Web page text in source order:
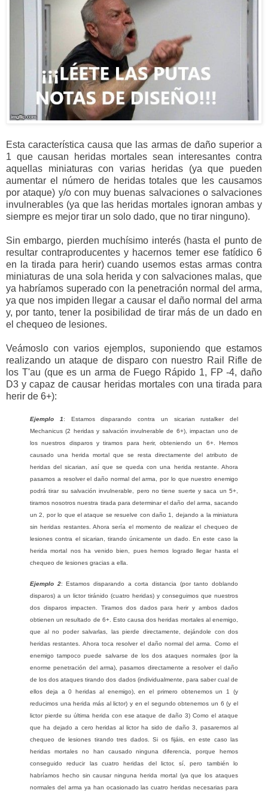
Esta característica causa que las armas de daño superior a
1 que causan heridas mortales sean interesantes contra
aquellas miniaturas con varias heridas (ya que pueden
aumentar el número de heridas totales que les causamos
por ataque) y/o con muy buenas salvaciones o salvaciones
invulnerables (ya que las heridas mortales ignoran ambas y
siempre es mejor tirar un solo dado, que no tirar ninguno).
Sin embargo, pierden muchísimo interés (hasta el punto de
resultar contraproducentes y hacernos temer ese fatídico 6
en la tirada para herir) cuando usemos estas armas contra
miniaturas de una sola herida y con salvaciones malas, que
ya habríamos superado con la penetración normal del arma,
ya que nos impiden llegar a causar el daño normal del arma
y, por tanto, tener la posibilidad de tirar más de un dado en
el chequeo de lesiones.
Veámoslo con varios ejemplos, suponiendo que estamos
realizando un ataque de disparo con nuestro Rail Rifle de
los T'au (que es un arma de Fuego Rápido 1, FP -4, daño
D3 y capaz de causar heridas mortales con una tirada para
herir de 6+):
Ejemplo 1: Estamos disparando contra un sicarian rustalker del
Mechanicus (2 heridas y salvación invulnerable de 6+), impactan uno de
los nuestros disparos y tiramos para herir, obteniendo un 6+. Hemos
causado una herida mortal que se resta directamente del atributo de
heridas del sicarian, así que se queda con una herida restante. Ahora
pasamos a resolver el daño normal del arma, por lo que nuestro enemigo
podrá tirar su salvación invulnerable, pero no tiene suerte y saca un 5+,
tiramos nosotros nuestra tirada para determinar el daño del arma, sacando
un 2, por lo que el ataque se resuelve con daño 1, dejando a la miniatura
sin heridas restantes. Ahora sería el momento de realizar el chequeo de
lesiones contra el sicarian, tirando únicamente un dado. En este caso la
herida mortal nos ha venido bien, pues hemos logrado llegar hasta el
chequeo de lesiones gracias a ella.
Ejemplo 2: Estamos disparando a corta distancia (por tanto doblando
disparos) a un lictor tiránido (cuatro heridas) y conseguimos que nuestros
dos disparos impacten. Tiramos dos dados para herir y ambos dados
obtienen un resultado de 6+. Esto causa dos heridas mortales al enemigo,
que al no poder salvarlas, las pierde directamente, dejándole con dos
heridas restantes. Ahora toca resolver el daño normal del arma. Como el
enemigo tampoco puede salvarse de los dos ataques normales (por la
enorme penetración del arma), pasamos directamente a resolver el daño
de los dos ataques tirando dos dados (individualmente, para saber cual de
ellos deja a 0 heridas al enemigo), en el primero obtenemos un 1 (y
reducimos una herida más al lictor) y en el segundo obtenemos un 6 (y el
lictor pierde su última herida con ese ataque de daño 3) Como el ataque
que ha dejado a cero heridas al lictor ha sido de daño 3, pasaremos al
chequeo de lesiones tirando tres dados. Si os fijáis, en este caso las
heridas mortales no han causado ninguna diferencia, porque hemos
conseguido reducir las cuatro heridas del lictor, sí, pero también lo
habríamos hecho sin causar ninguna herida mortal (ya que los ataques
normales del arma ya han ocasionado las cuatro heridas necesarias para